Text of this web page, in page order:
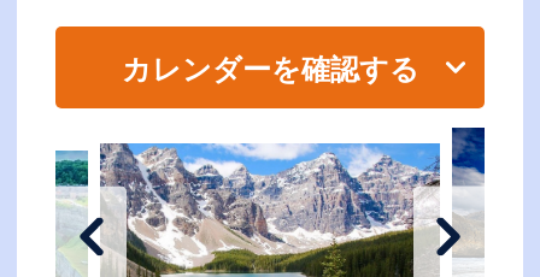
カレンダーを確認する